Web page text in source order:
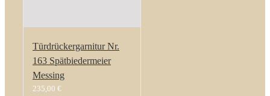
Türdrückergarnitur Nr.
163 Spätbiedermeier
Messing
235,00 €